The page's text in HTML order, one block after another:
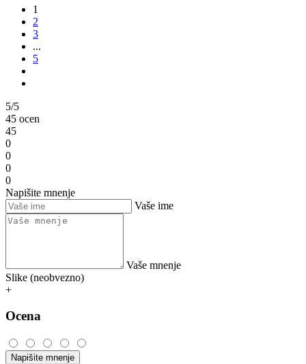
1
2
3
...
5
5/5
45 ocen
45
0
0
0
0
Napišite mnenje
Vaše ime
Vaše mnenje
Slike (neobvezno)
+
Ocena
Napišite mnenje